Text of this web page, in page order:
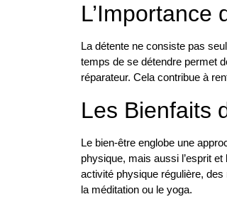
L’Importance
La détente ne consiste pas
temps de se détendre permet
réparateur. Cela contribue à
Les Bienfaits
Le bien-être englobe une
physique, mais aussi l’esprit
activité physique régulière,
la méditation ou le yoga.